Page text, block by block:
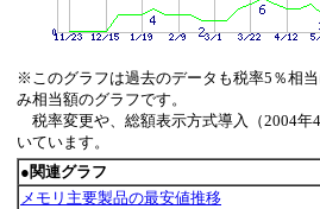
※このグラフは過去のデータも税率5％相
み相当額のグラフです。
税率変更や、総額表示方式導入（2004年
いています。
●関連グラフ
メモリ主要製品の最安値推移